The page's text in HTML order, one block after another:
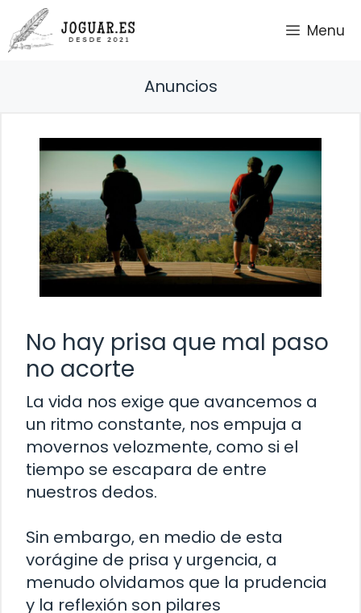
Saltar
al
contenido
Menu
Anuncios
No hay prisa que mal paso
no acorte
La vida nos exige que avancemos a
un ritmo constante, nos empuja a
movernos velozmente, como si el
tiempo se escapara de entre
nuestros dedos.
Sin embargo, en medio de esta
vorágine de prisa y urgencia, a
menudo olvidamos que la prudencia
y la reflexión son pilares